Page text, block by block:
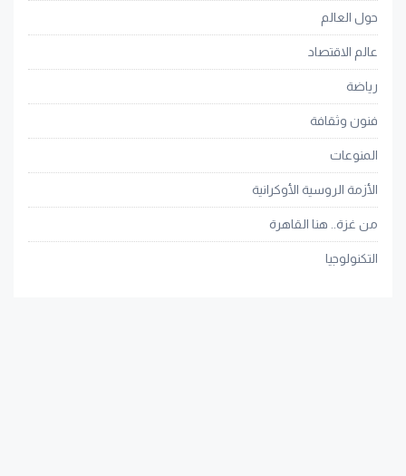
حول العالم
عالم الاقتصاد
رياضة
فنون وثقافة
المنوعات
الأزمة الروسية الأوكرانية
من غزة.. هنا القاهرة
التكنولوجيا